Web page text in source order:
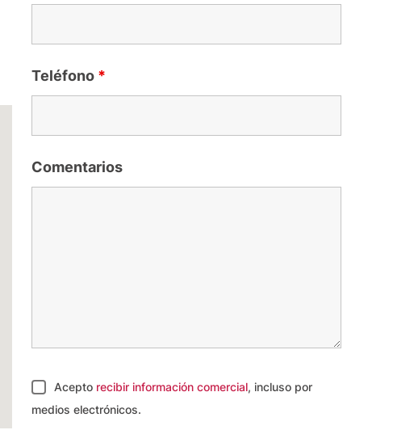
Teléfono *
Comentarios
Acepto recibir información comercial, incluso por
medios electrónicos.